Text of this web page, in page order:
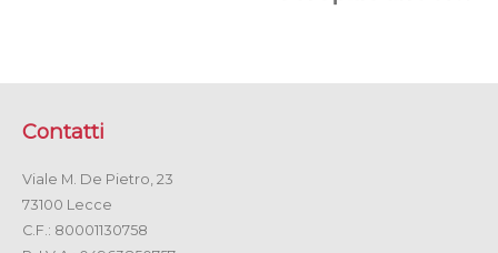
Contatti
Viale M. De Pietro, 23
73100 Lecce
C.F.: 80001130758